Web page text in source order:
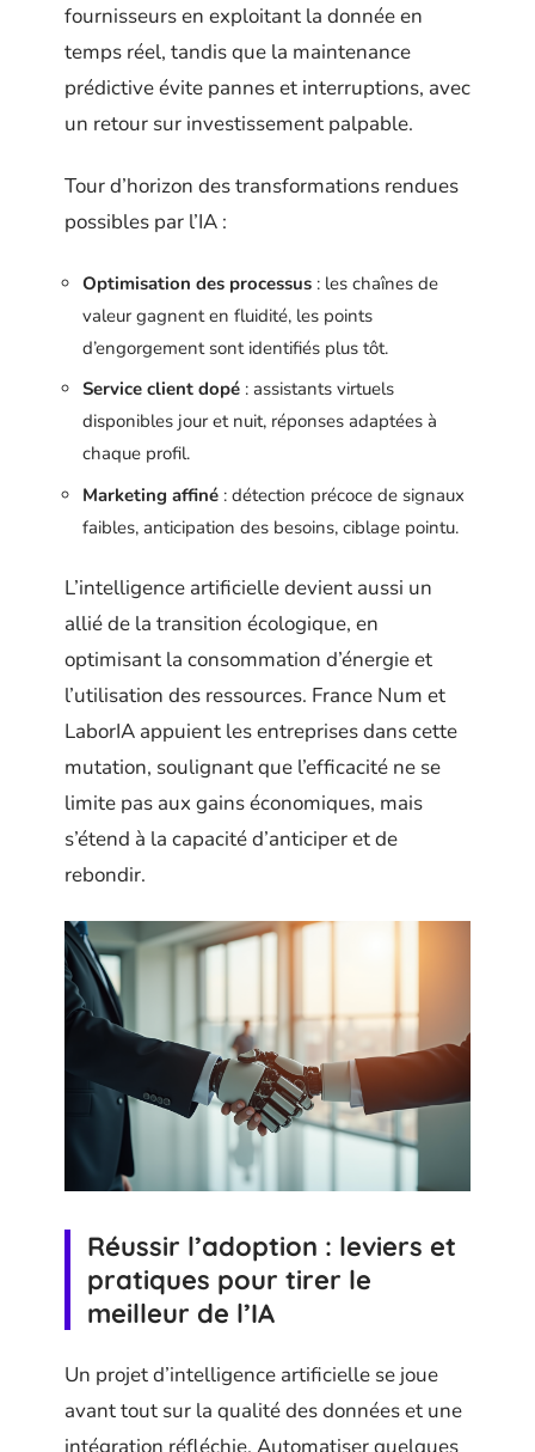
fournisseurs en exploitant la donnée en
temps réel, tandis que la maintenance
prédictive évite pannes et interruptions, avec
un retour sur investissement palpable.
Tour d’horizon des transformations rendues
possibles par l’IA :
Optimisation des processus : les chaînes de
valeur gagnent en fluidité, les points
d’engorgement sont identifiés plus tôt.
Service client dopé : assistants virtuels
disponibles jour et nuit, réponses adaptées à
chaque profil.
Marketing affiné : détection précoce de signaux
faibles, anticipation des besoins, ciblage pointu.
L’intelligence artificielle devient aussi un
allié de la transition écologique, en
optimisant la consommation d’énergie et
l’utilisation des ressources. France Num et
LaborIA appuient les entreprises dans cette
mutation, soulignant que l’efficacité ne se
limite pas aux gains économiques, mais
s’étend à la capacité d’anticiper et de
rebondir.
Réussir l’adoption : leviers et
pratiques pour tirer le
meilleur de l’IA
Un projet d’intelligence artificielle se joue
avant tout sur la qualité des données et une
intégration réfléchie. Automatiser quelques